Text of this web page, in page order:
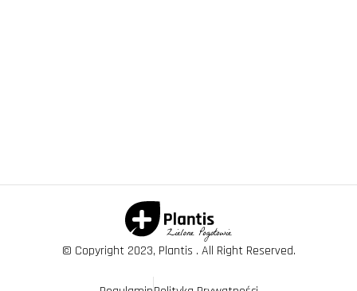
© Copyright 2023, Plantis . All Right Reserved.